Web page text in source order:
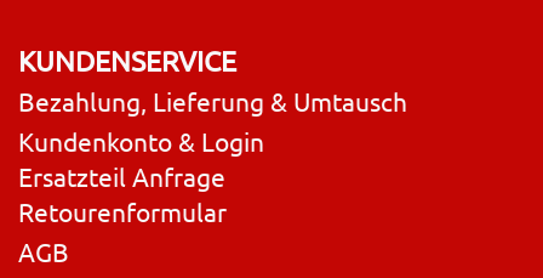
KUNDENSERVICE
Bezahlung, Lieferung & Umtausch
Kundenkonto & Login
Ersatzteil Anfrage
Retourenformular
AGB